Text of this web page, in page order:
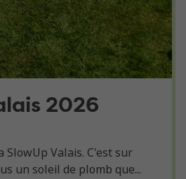
2026
SlowUp Valais. C'est sur
un soleil de plomb que...